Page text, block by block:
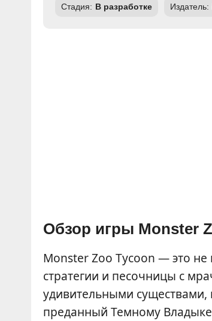
Стадия: В разработке Издатель:
Обзор игры Monster
Monster Zoo Tycoon — это
стратегии и песочницы с
удивительными существами,
преданный Темному